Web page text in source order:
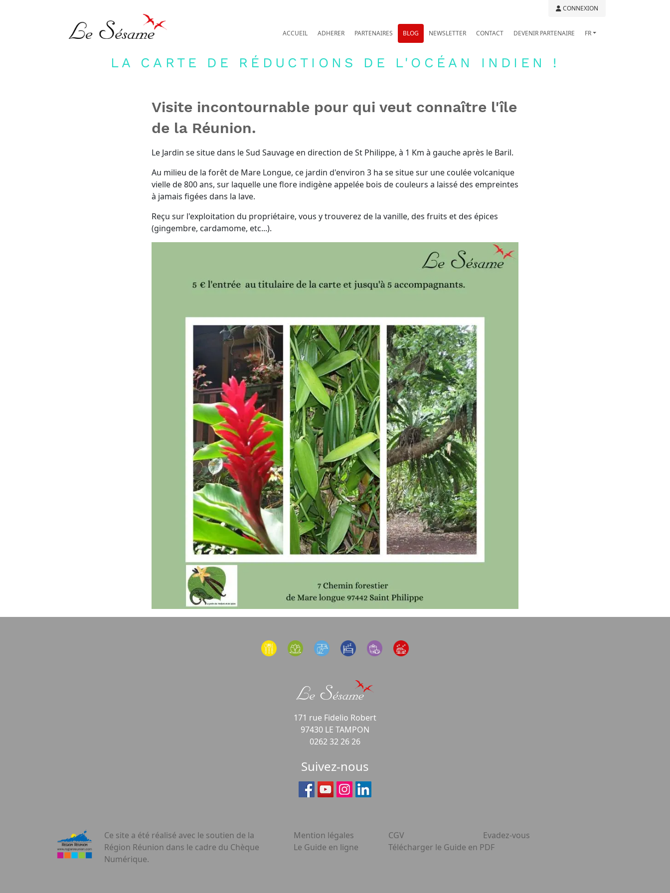
CONNEXION
ACCUEIL ADHERER PARTENAIRES BLOG NEWSLETTER CONTACT DEVENIR PARTENAIRE FR
LA CARTE DE RÉDUCTIONS DE L'OCÉAN INDIEN !
Visite incontournable pour qui veut connaître l'île
de la Réunion.
Le Jardin se situe dans le Sud Sauvage en direction de St Philippe, à 1 Km à gauche après le Baril.
Au milieu de la forêt de Mare Longue, ce jardin d'environ 3 ha se situe sur une coulée volcanique
vielle de 800 ans, sur laquelle une flore indigène appelée bois de couleurs a laissé des empreintes
à jamais figées dans la lave.
Reçu sur l'exploitation du propriétaire, vous y trouverez de la vanille, des fruits et des épices
(gingembre, cardamome, etc...).
171 rue Fidelio Robert
97430 LE TAMPON
0262 32 26 26
Suivez-nous
Ce site a été réalisé avec le soutien de la
Région Réunion dans le cadre du Chèque
Numérique.
Mention légales CGV
Evadez-vous
Le Guide en ligne
Télécharger le Guide en PDF